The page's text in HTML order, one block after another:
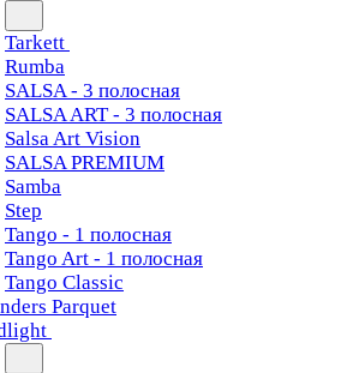
Tarkett
Rumba
SALSA - 3 полосная
SALSA ART - 3 полосная
Salsa Art Vision
SALSA PREMIUM
Samba
Step
Tango - 1 полосная
Tango Art - 1 полосная
Tango Classiс
Parquet